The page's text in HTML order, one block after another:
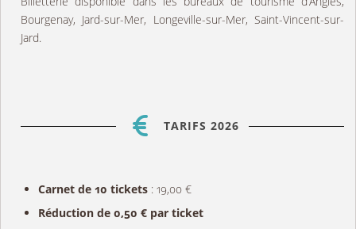
Bourgenay, Jard-sur-Mer, Longeville-sur-Mer, Saint-Vincent-sur-
Jard.
TARIFS 2026
Carnet de 10 tickets : 19,00 €
Réduction de 0,50 € par ticket